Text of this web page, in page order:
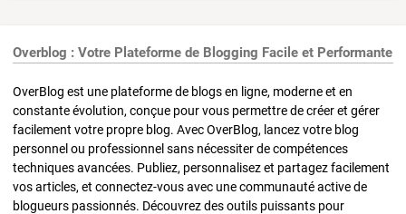
Overblog : Votre Plateforme de Blogging Facile et Performante
OverBlog est une plateforme de blogs en ligne, moderne et en
constante évolution, conçue pour vous permettre de créer et gérer
facilement votre propre blog. Avec OverBlog, lancez votre blog
personnel ou professionnel sans nécessiter de compétences
techniques avancées. Publiez, personnalisez et partagez facilement
vos articles, et connectez-vous avec une communauté active de
blogueurs passionnés. Découvrez des outils puissants pour